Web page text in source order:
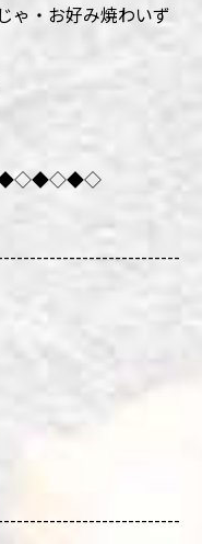
ゃ・お好み焼わいず